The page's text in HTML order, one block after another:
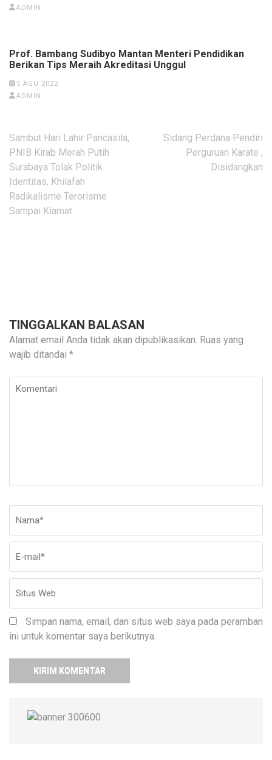
ADMIN
Prof. Bambang Sudibyo Mantan Menteri Pendidikan
Berikan Tips Meraih Akreditasi Unggul
5 AGU 2022
ADMIN
Navigasi
pos
Sambut Hari Lahir Pancasila,
PNIB Kirab Merah Putih
Surabaya Tolak Politik
Identitas, Khilafah
Radikalisme Terorisme
Sampai Kiamat
Sidang Perdana Pendiri
Perguruan Karate ,
Disidangkan
TINGGALKAN BALASAN
Alamat email Anda tidak akan dipublikasikan. Ruas yang
wajib ditandai *
Komentari
Simpan nama, email, dan situs web saya pada peramban
ini untuk komentar saya berikutnya.